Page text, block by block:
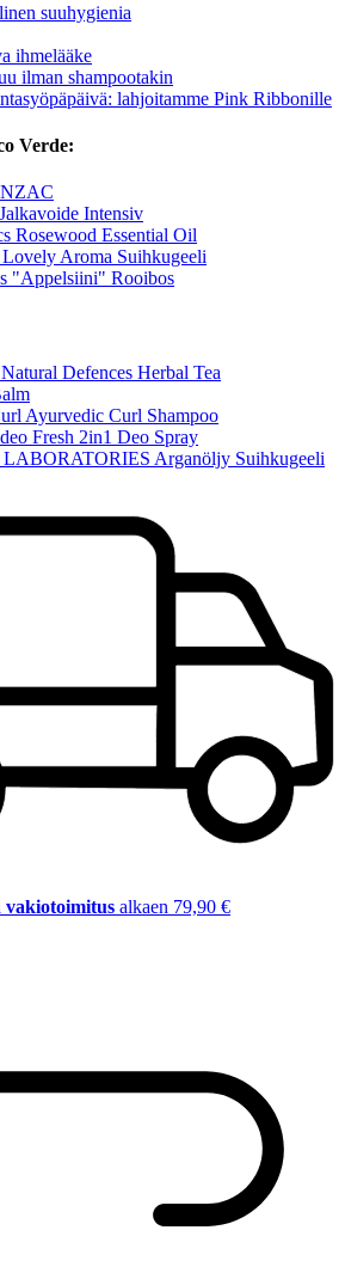
suuhygienia
ihmelääke
ilman shampootakin
lahjoitamme Pink Ribbonille
Verde:
Intensiv
Rosewood Essential Oil
Lovely Aroma Suihkugeeli
"Appelsiini" Rooibos
Defences Herbal Tea
Ayurvedic Curl Shampoo
Fresh 2in1 Deo Spray
Arganöljy Suihkugeeli
vakiotoimitus alkaen 79,90 €